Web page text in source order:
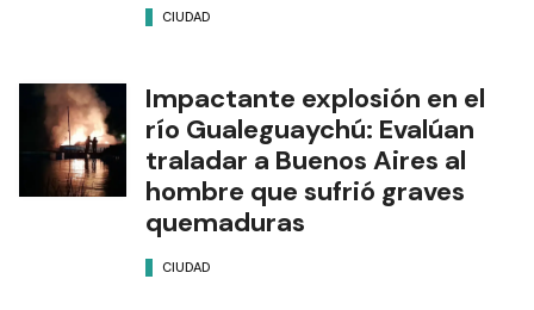
CIUDAD
Impactante explosión en el
río Gualeguaychú: Evalúan
traladar a Buenos Aires al
hombre que sufrió graves
quemaduras
CIUDAD